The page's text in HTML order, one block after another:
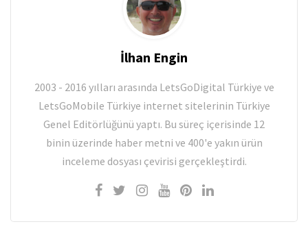
İlhan Engin
2003 - 2016 yılları arasında LetsGoDigital Türkiye ve
LetsGoMobile Türkiye internet sitelerinin Türkiye
Genel Editörlüğünü yaptı. Bu süreç içerisinde 12
binin üzerinde haber metni ve 400'e yakın ürün
inceleme dosyası çevirisi gerçekleştirdi.